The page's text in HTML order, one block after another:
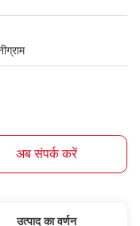
अब संपर्क करें
उत्पाद का वर्णन